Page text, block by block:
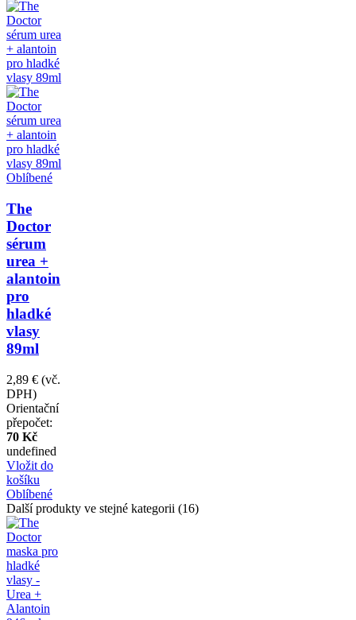
Oblíbené
The
Doctor
sérum
urea +
alantoin
pro
hladké
vlasy
89ml
2,89 € (vč.
DPH)
Orientační
přepočet:
70 Kč
undefined
Vložit do
košíku
Oblíbené
Další produkty ve stejné kategorii (16)